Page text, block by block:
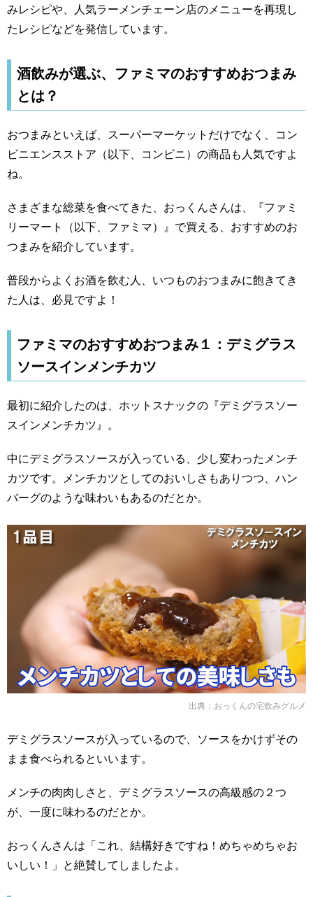
みレシピや、人気ラーメンチェーン店のメニューを再現し
たレシピなどを発信しています。
酒飲みが選ぶ、ファミマのおすすめおつまみ
とは？
おつまみといえば、スーパーマーケットだけでなく、コン
ビニエンスストア（以下、コンビニ）の商品も人気ですよ
ね。
さまざまな総菜を食べてきた、おっくんさんは、『ファミ
リーマート（以下、ファミマ）』で買える、おすすめのお
つまみを紹介しています。
普段からよくお酒を飲む人、いつものおつまみに飽きてき
た人は、必見ですよ！
ファミマのおすすめおつまみ１：デミグラス
ソースインメンチカツ
最初に紹介したのは、ホットスナックの『デミグラスソー
スインメンチカツ』。
中にデミグラスソースが入っている、少し変わったメンチ
カツです。メンチカツとしてのおいしさもありつつ、ハン
バーグのような味わいもあるのだとか。
出典： おっくんの宅飲みグルメ
デミグラスソースが入っているので、ソースをかけずその
まま食べられるといいます。
メンチの肉肉しさと、デミグラスソースの高級感の２つ
が、一度に味わるのだとか。
おっくんさんは「これ、結構好きですね！めちゃめちゃお
いしい！」と絶賛してしましたよ。